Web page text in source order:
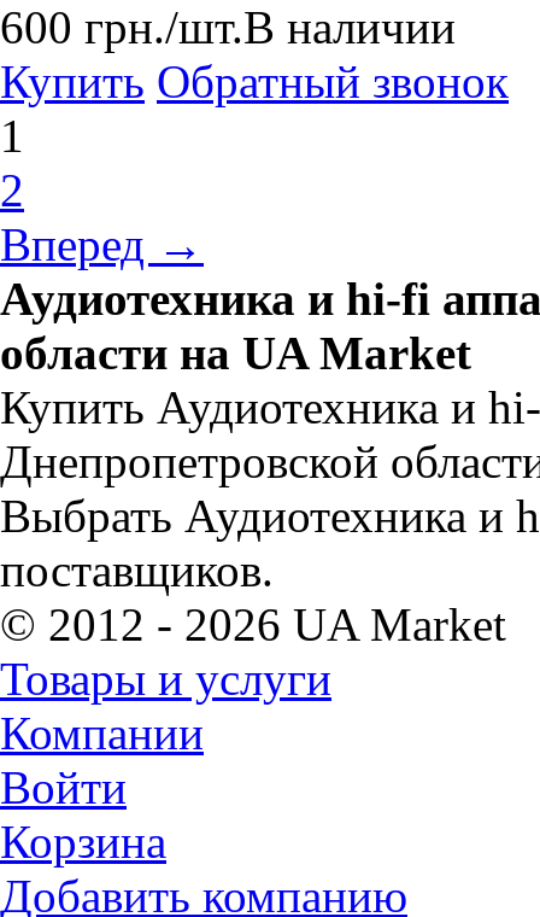
600 грн./шт.В наличии
Купить Обратный звонок
1
2
Вперед →
Аудиотехника и hi-fi
области на UA Market
Купить Аудиотехника и
Днепропетровской
Выбрать Аудиотехника и
поставщиков.
© 2012 - 2026 UA Market
Товары и услуги
Компании
Войти
Корзина
Добавить компанию